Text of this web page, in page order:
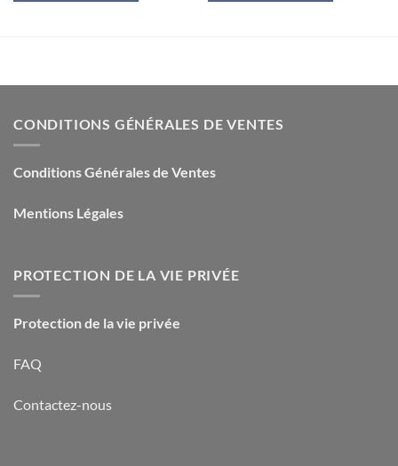
CONDITIONS GÉNÉRALES DE VENTES
Conditions Générales de Ventes
Mentions Légales
PROTECTION DE LA VIE PRIVÉE
Protection de la vie privée
FAQ
Contactez-nous